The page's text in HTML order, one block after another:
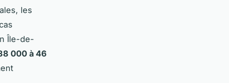
les
Île-de-
000 à 46